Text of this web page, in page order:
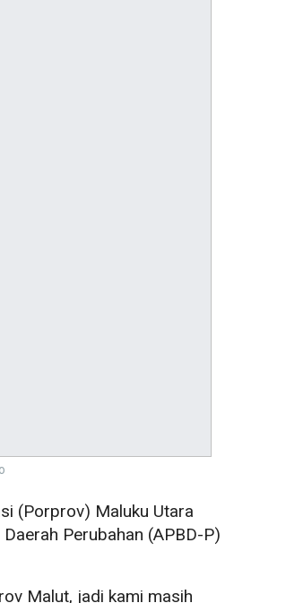
(Porprov) Maluku Utara
Perubahan (APBD-P)
Malut, jadi kami masih